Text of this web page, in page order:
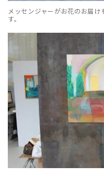
メッセンジャーがお花のお届
す。